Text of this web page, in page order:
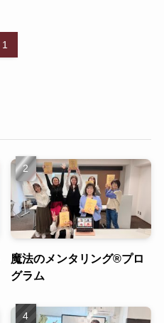
1
魔法のメンタリング®︎プロ
グラム